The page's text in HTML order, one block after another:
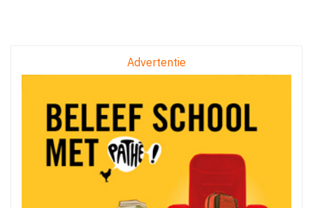
Advertentie